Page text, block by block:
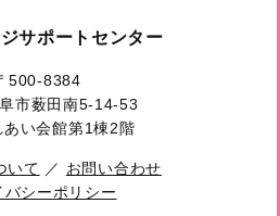
サポートセンター
500-8384
市薮田南5-14-53
あい会館第1棟2階
いて ／ お問い合わせ
バシーポリシー